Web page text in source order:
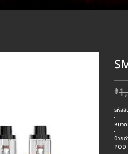
฿
รหัส
หมว
ป้าย
POD